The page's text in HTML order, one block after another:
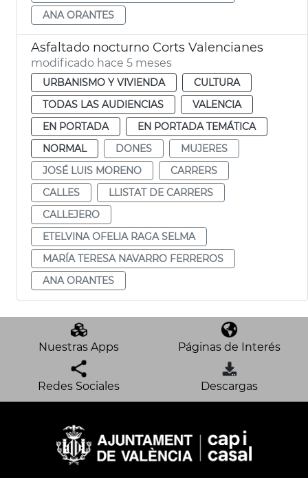
ANA ORANTES
Asfaltado nocturno Corts Valencianes
modificado hace 5 meses
URBANISMO Y VIVIENDA
CULTURA
TODAS LAS AUDIENCIAS
VALENCIA
EN PORTADA
EN PORTADA TEMÁTICA
NORMAL
DONES
MUJERES
JOSÉ LUIS MORENO
CARRERS
CALLES
LLISTAT DE CARRERS
CALLEJERO
ETELVINA OFELIA RAGA SELMA
MARÍA TERESA NAVARRO FERREROS
ANA ORANTES
Nuestras Apps Páginas de Interés
Redes Sociales Descargas